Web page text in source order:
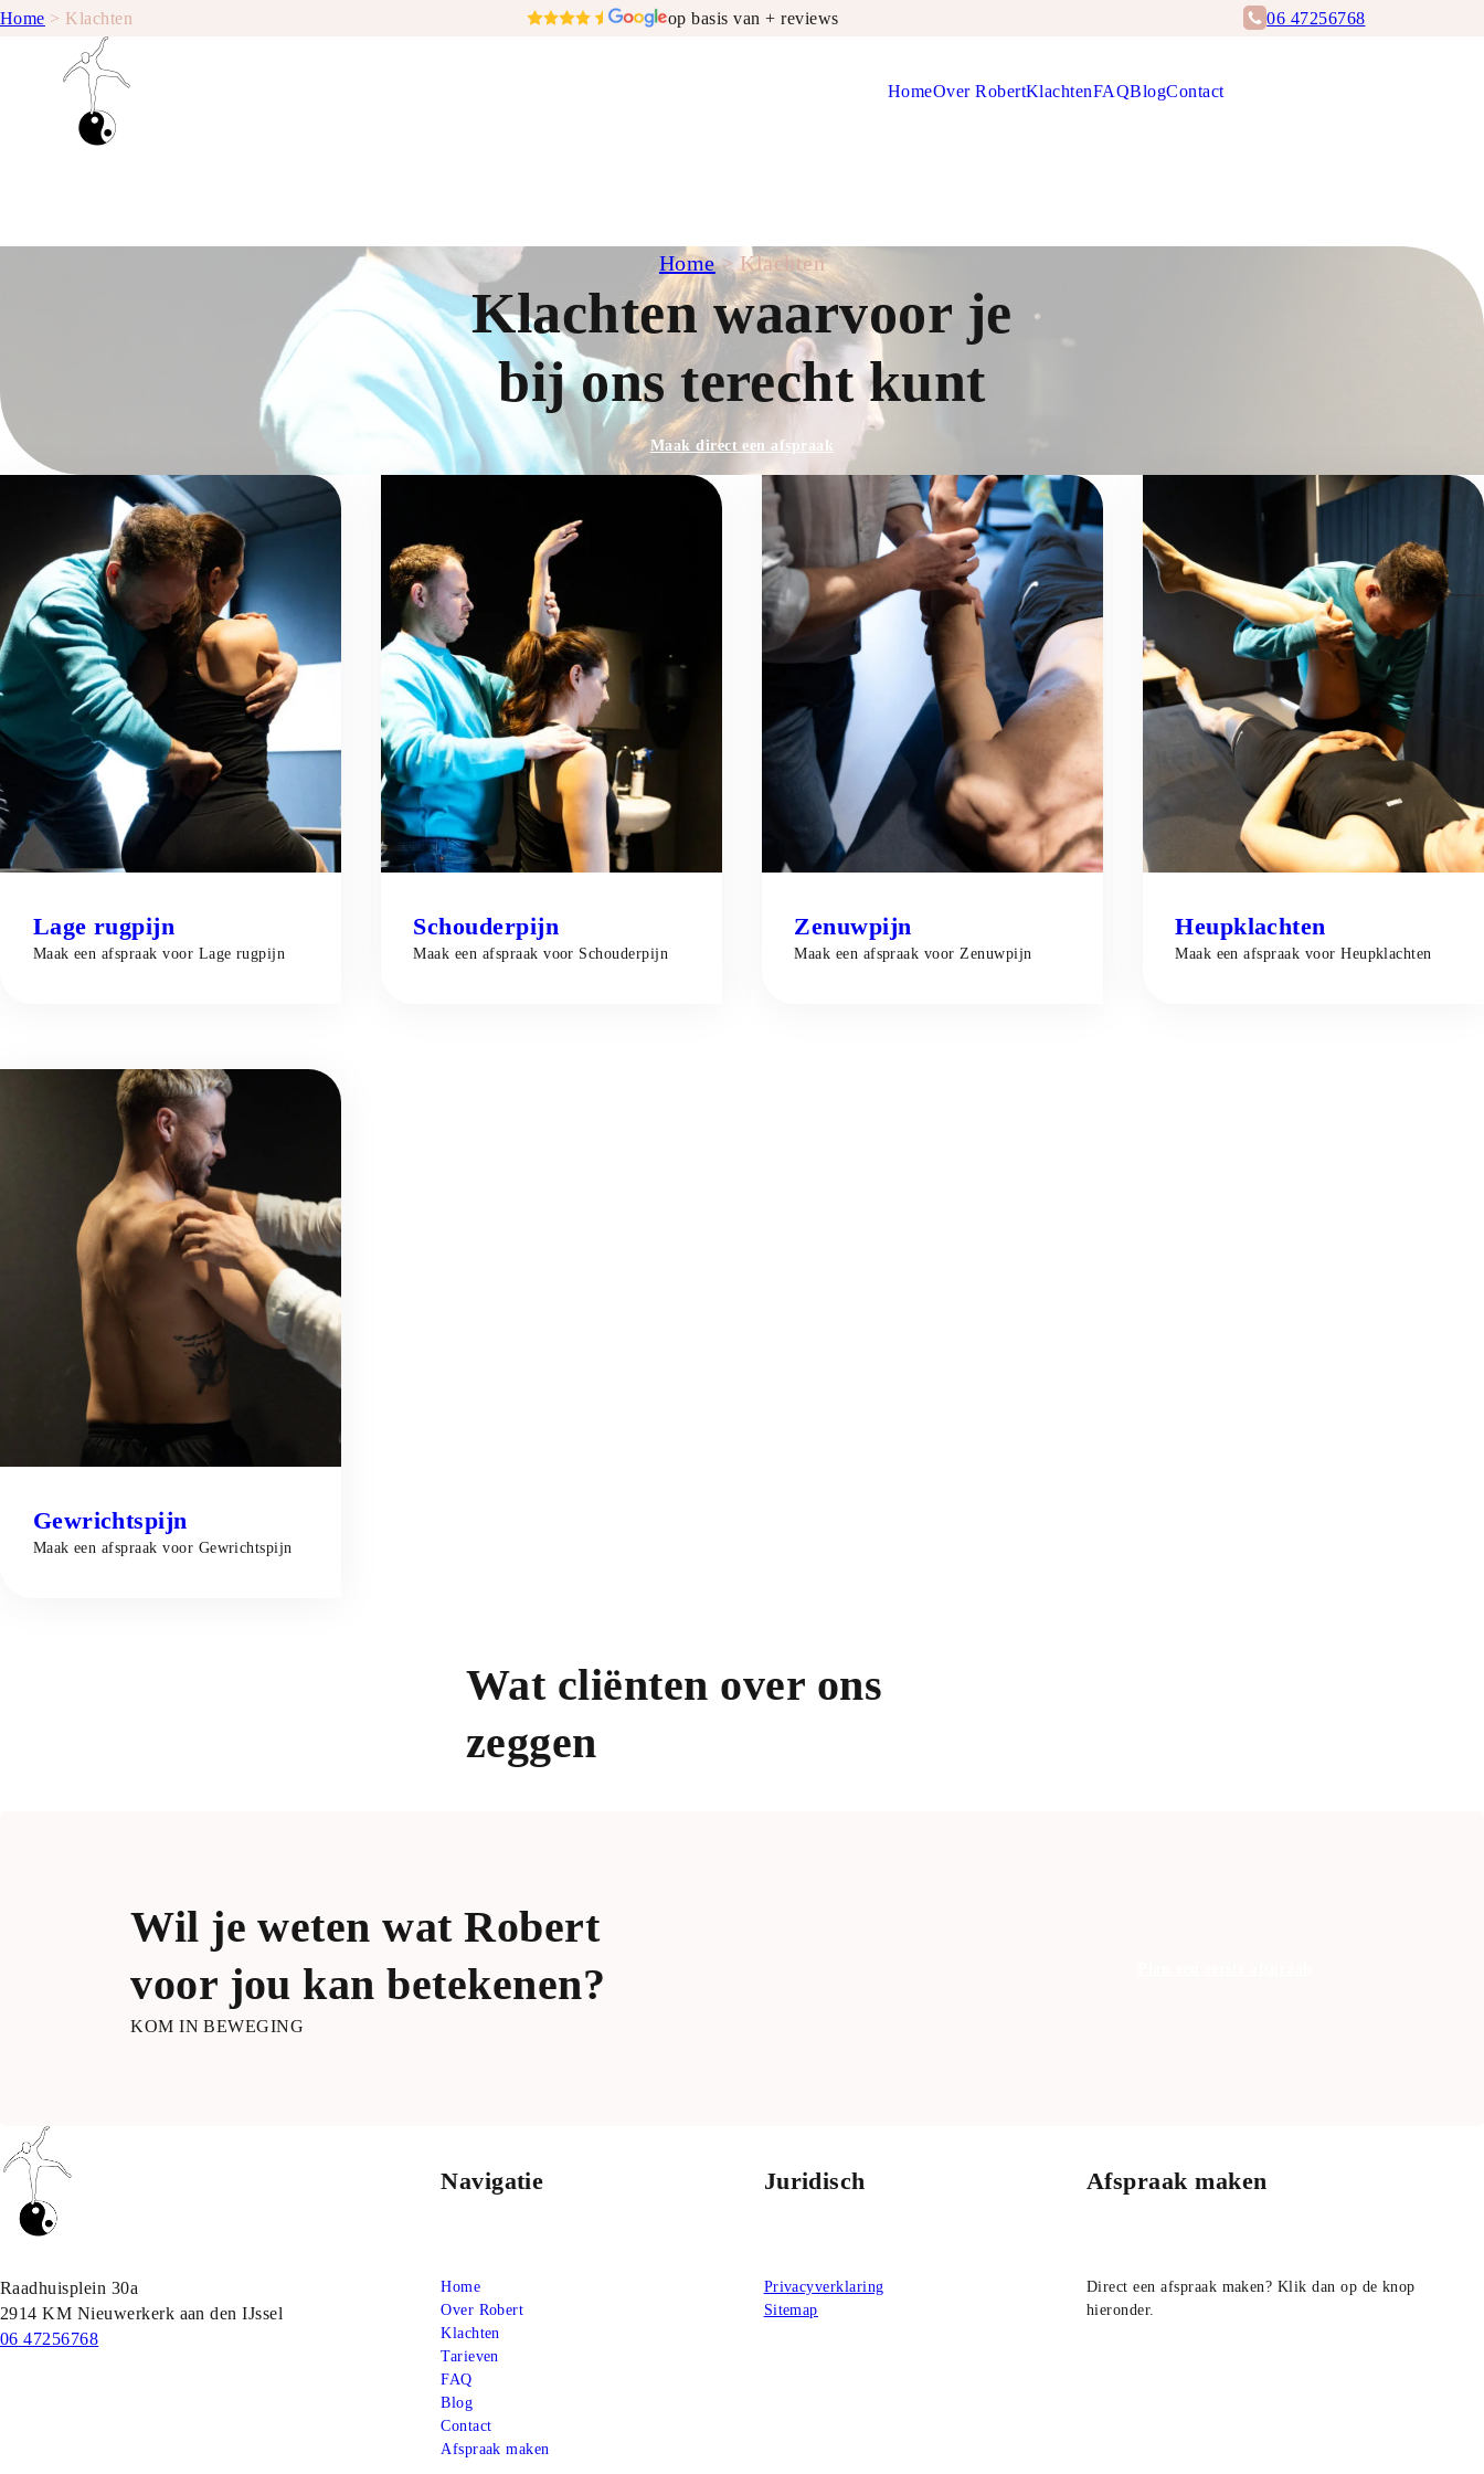
Home > Klachten op basis van + reviews 06 47256768
HomeOver RobertKlachtenFAQBlogContact
Klachten waarvoor je
bij ons terecht kunt
Home>Klachten
Maak direct een afspraak
Klachten die we behandelen
Lage rugpijn
Maak een afspraak voor Lage rugpijn
Schouderpijn
Maak een afspraak voor Schouderpijn
Zenuwpijn
Maak een afspraak voor Zenuwpijn
Heupklachten
Maak een afspraak voorHeupklachten
Gewrichtspijn
Maak een afspraak voor Gewrichtspijn
Wat cliënten over ons
zeggen
Wil je weten wat Robert
voor jou kan betekenen?
KOM IN BEWEGING
Ons adres:
Raadhuisplein 30a
2914 KM Nieuwerkerk aan den IJssel
06 47256768
Navigatie
Home
Over Robert
Klachten
Tarieven
FAQ
Blog
Contact
Afspraak maken
Juridisch
Privacyverklaring
Sitemap
Afspraak maken
Direct een afspraak maken? Klik dan op de knop
hieronder.